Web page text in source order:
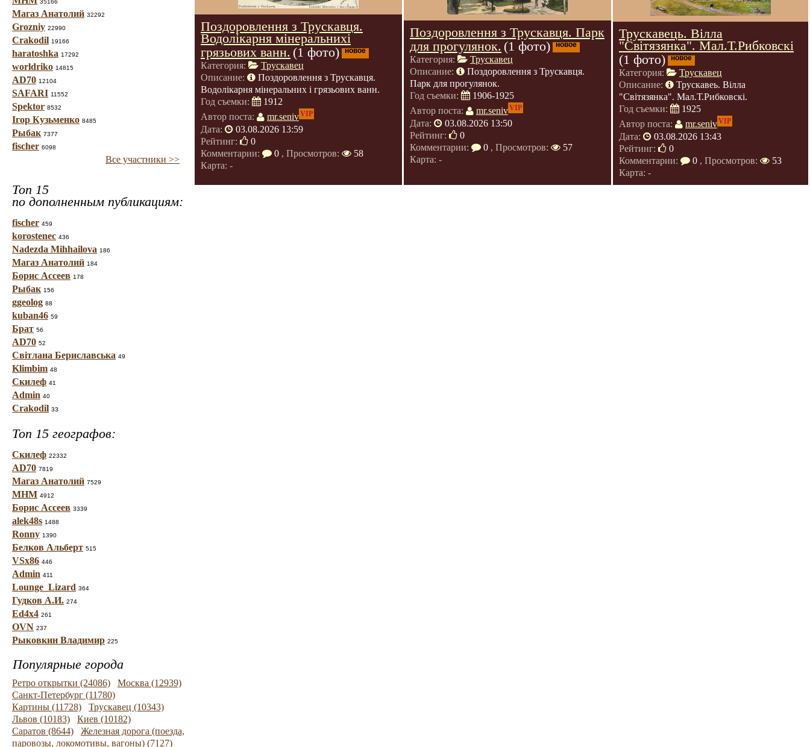
35166
Магаз Анатолий 32292
Grozniy 22990
Crakodil 19166
haratoshka 17292
worldriko 14815
AD70 12104
SAFARI 11552
Spektor 8532
Ігор Кузьменко 8485
Рыбак 7377
fischer 6098
Все участники >>
Топ 15
по дополненным публикациям:
fischer 459
korostenec 436
Nadezda Mihhailova 186
Магаз Анатолий 184
Борис Ассеев 178
Рыбак 156
ggeolog 88
kuban46 59
Брат 56
AD70 52
Світлана Бериславська 49
Klimbim 48
Скилеф 41
Admin 40
Crakodil 33
Топ 15 географов:
Скилеф 22332
AD70 7819
Магаз Анатолий 7529
МНМ 4912
Борис Ассеев 3339
alek48s 1488
Ronny 1390
Белков Альберт 515
VSx86 446
Admin 411
Lounge_Lizard 364
Гудков А.И. 274
Ed4x4 261
OVN 237
Рыковкин Владимир 225
Популярные города
Ретро открытки (24086)
Москва (12939)
Санкт-Петербург (11780)
Картины (11728)
Трускавец (10343)
Львов (10183)
Киев (10182)
Саратов (8644)
Железная дорога (поезда,
паровозы, локомотивы, вагоны) (7127)
Поздоровлення з Трускавця.
Водолікарня мінеральнихі
грязьових ванн. (1 фото) новое
Категория:
Трускавец
Описание:
Поздоровлення з Трускавця.
Водолікарня мінеральних і грязьових ванн.
Год съемки:
1912
Автор поста:
mr.senivVIP
Дата:
03.08.2026 13:59
Рейтинг:
0
Комментарии:
0 , Просмотров:
58
Карта: -
Поздоровлення з Трускавця. Парк
для прогулянок. (1 фото) новое
Категория:
Трускавец
Описание:
Поздоровлення з Трускавця.
Парк для прогулянок.
Год съемки:
1906-1925
Автор поста:
mr.senivVIP
Дата:
03.08.2026 13:50
Рейтинг:
0
Комментарии:
0 , Просмотров:
57
Карта: -
Трускавець. Вілла
"Світязянка". Мал.Т.Рибковскі
(1 фото)
новое
Категория:
Трускавец
Описание:
Трускавеь. Вілла
"Світязянка". Мал.Т.Рибковскі.
Год съемки:
1925
Автор поста:
mr.senivVIP
Дата:
03.08.2026 13:43
Рейтинг:
0
Комментарии:
0 , Просмотров:
53
Карта: -